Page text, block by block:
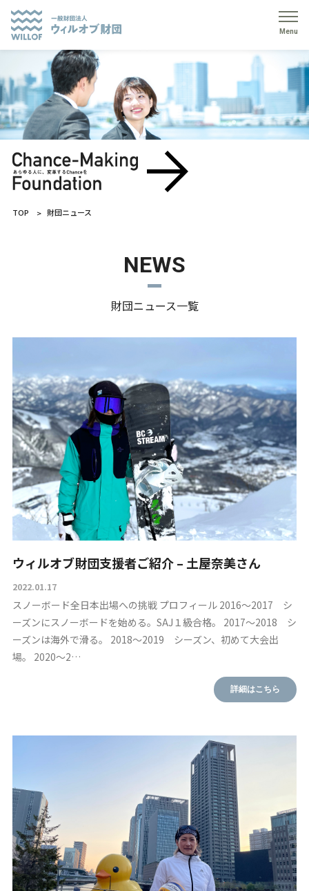
Menu
TOP 財団ニュース
NEWS
財団ニュース一覧
ウィルオブ財団支援者ご紹介 – 土屋奈美さん
2022.01.17
スノーボード全日本出場への挑戦 プロフィール 2016～2017 シ
ーズンにスノーボードを始める。SAJ１級合格。 2017～2018 シ
ーズンは海外で滑る。 2018～2019 シーズン、初めて大会出
場。 2020～2…
詳細はこちら